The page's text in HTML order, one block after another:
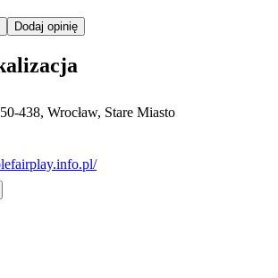
Dodaj opinię
438, Wrocław, Stare Miasto